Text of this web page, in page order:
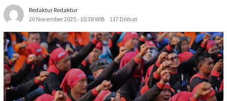
Redaktur Redaktur
20 November 2025 - 10:38 WIB
117 Dilihat